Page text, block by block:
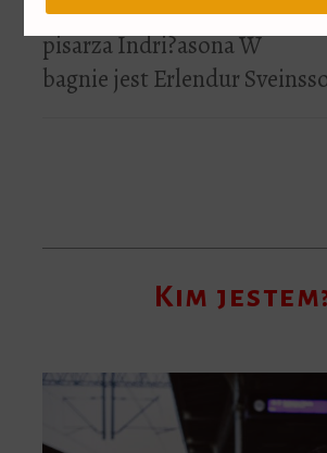
kryminału
pisarza Indri?asona W
bagnie jest Erlendur
Kim